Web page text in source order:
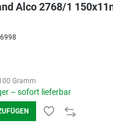
Kreuzband Alco 2768/1
Gramm
– sofort lieferbar